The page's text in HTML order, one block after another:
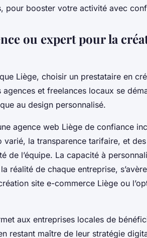
pour booster votre activité avec
ou expert pour la
Liège, choisir un prestataire en
et freelances locaux se
au design personnalisé.
agence web Liège de confiance
la transparence tarifaire, et
de l’équipe. La capacité à
réalité de chaque entreprise,
site e-commerce Liège ou
aux entreprises locales de
restant maître de leur stratégie